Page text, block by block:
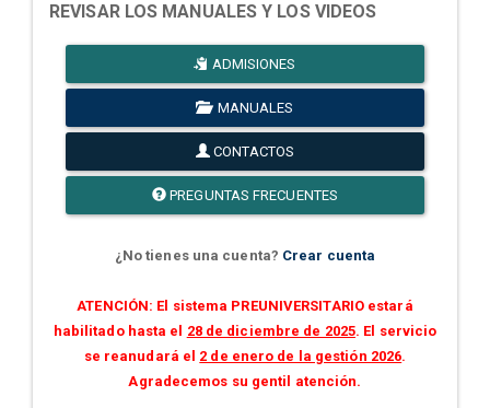
REVISAR LOS MANUALES Y LOS VIDEOS
ADMISIONES
MANUALES
CONTACTOS
PREGUNTAS FRECUENTES
¿No tienes una cuenta? Crear cuenta
ATENCIÓN: El sistema PREUNIVERSITARIO estará
habilitado hasta el 28 de diciembre de 2025. El servicio
se reanudará el 2 de enero de la gestión 2026.
Agradecemos su gentil atención.